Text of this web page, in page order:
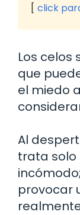
click
Los celos
que
el miedo
Al
trata solo
provocar